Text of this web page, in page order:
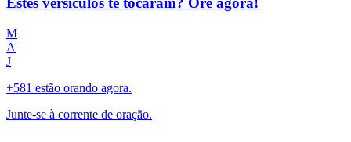
M
A
J
+581 estão orando agora.
Junte-se à corrente de oração.